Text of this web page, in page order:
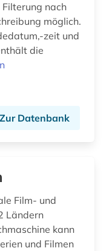
nach
möglich.
zeit und
die
Zur Datenbank
Film- und
Ländern
kann
und Filmen